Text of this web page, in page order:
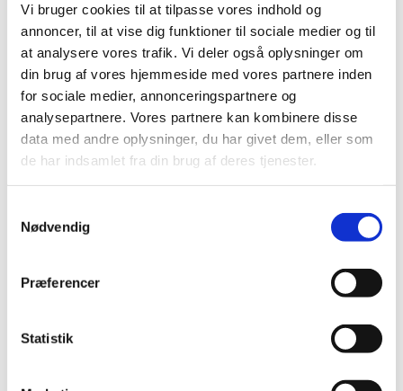
Vi bruger cookies til at tilpasse vores indhold og
annoncer, til at vise dig funktioner til sociale medier og til
at analysere vores trafik. Vi deler også oplysninger om
din brug af vores hjemmeside med vores partnere inden
for sociale medier, annonceringspartnere og
analysepartnere. Vores partnere kan kombinere disse
data med andre oplysninger, du har givet dem, eller som
de har indsamlet fra din brug af deres tjenester.
Nødvendig
Præferencer
Statistik
og drikke.
Vi er med til første del af gudstjenesten10.30 og går ud i
samlet flok, inden prædikenen starter.
Børnekirken ledes af børne- og ungemedarbejder, Anne-
Katrine og en gruppe frivillige